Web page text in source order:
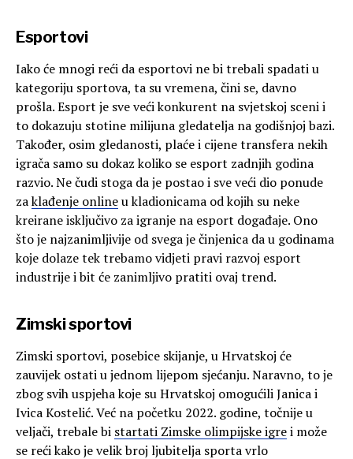
Esportovi
Iako će mnogi reći da esportovi ne bi trebali spadati u
kategoriju sportova, ta su vremena, čini se, davno
prošla. Esport je sve veći konkurent na svjetskoj sceni i
to dokazuju stotine milijuna gledatelja na godišnjoj bazi.
Također, osim gledanosti, plaće i cijene transfera nekih
igrača samo su dokaz koliko se esport zadnjih godina
razvio. Ne čudi stoga da je postao i sve veći dio ponude
zaklađenje onlineu kladionicama od kojih su neke
kreirane isključivo za igranje na esport događaje. Ono
što je najzanimljivije od svega je činjenica da u godinama
koje dolaze tek trebamo vidjeti pravi razvoj esport
industrije i bit će zanimljivo pratiti ovaj trend.
Zimski sportovi
Zimski sportovi, posebice skijanje, u Hrvatskoj će
zauvijek ostati u jednom lijepom sjećanju. Naravno, to je
zbog svih uspjeha koje su Hrvatskoj omogućili Janica i
Ivica Kostelić. Već na početku 2022. godine, točnije u
veljači, trebale bi startati Zimske olimpijske igrei može
se reći kako je velik broj ljubitelja sporta vrlo